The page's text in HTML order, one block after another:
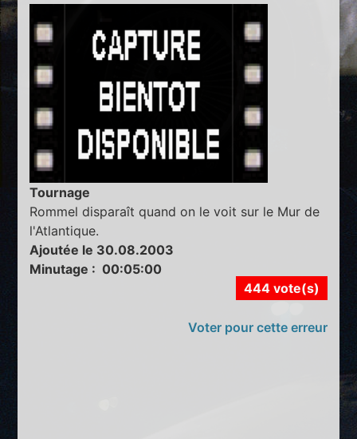
Tournage
Rommel disparaît quand on le voit sur le Mur de
l'Atlantique.
Ajoutée le 30.08.2003
Minutage : 00:05:00
444 vote(s)
Voter pour cette erreur